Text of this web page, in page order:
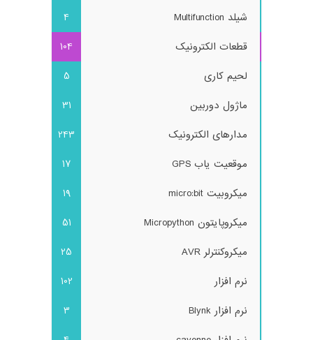
شیلد Multifunction
4
قطعات الکترونیک
104
لحیم کاری
5
ماژول دوربین
31
مدارهای الکترونیک
243
موقعیت یاب GPS
17
میکروبیت micro:bit
19
میکروپایتون Micropython
51
میکروکنترلر AVR
25
نرم افزار
102
نرم افزار Blynk
3